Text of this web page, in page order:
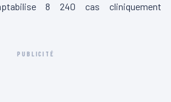
8 240 cas cliniquement
PUBLICITÉ